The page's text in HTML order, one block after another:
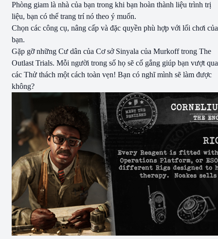
Phòng giam là nhà của bạn trong khi bạn hoàn thành liệu trình trị
liệu, bạn có thể trang trí nó theo ý muốn.
Chọn các công cụ, nâng cấp và đặc quyền phù hợp với lối chơi của
bạn.
Gặp gỡ những Cư dân của Cơ sở Sinyala của Murkoff trong The
Outlast Trials. Mỗi người trong số họ sẽ cố gắng giúp bạn vượt qua
các Thử thách một cách toàn vẹn! Bạn có nghĩ mình sẽ làm được
không?